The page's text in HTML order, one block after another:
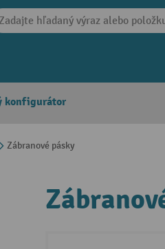
konfigurátor
Zábranové pásky